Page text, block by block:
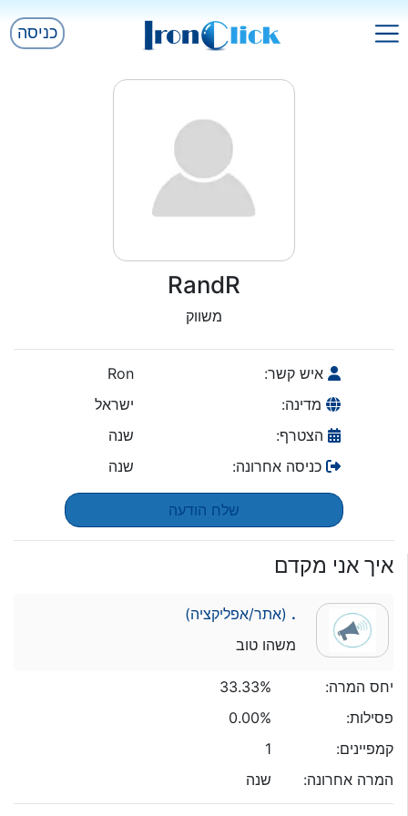
כניסה
RandR
משווק
איש קשר:
Ron
מדינה:
ישראל
הצטרף:
שנה
כניסה אחרונה:
שנה
שלח הודעה
איך אני מקדם
. (אתר/אפליקציה)
משהו טוב
יחס המרה:
33.33%
פסילות:
0.00%
קמפיינים:
1
המרה אחרונה:
שנה